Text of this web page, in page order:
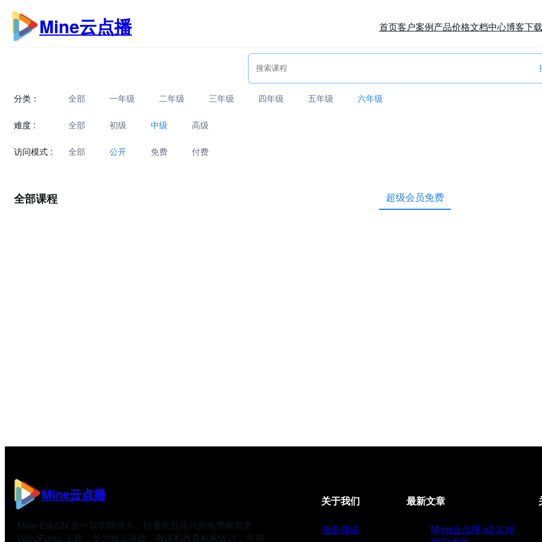
跳
至
内
Mine云点播 首页客户案例产品价格文档中心博客下载
分类： 全部 一年级 二年级 三年级 四年级 五年级 六年级
难度 : 全部 初级 中级 高级
访问模式 : 全部 公开 免费 付费
全部课程 超级会员免费
Mine云点播
Mine EduCN 是一款功能强大、轻量化且现代的免费教育类
WordPress 主题，专为独立讲师、教练和教育机构设计，可帮
关于我们
服务领域
最新文章
Mine云点播 v2.3.10